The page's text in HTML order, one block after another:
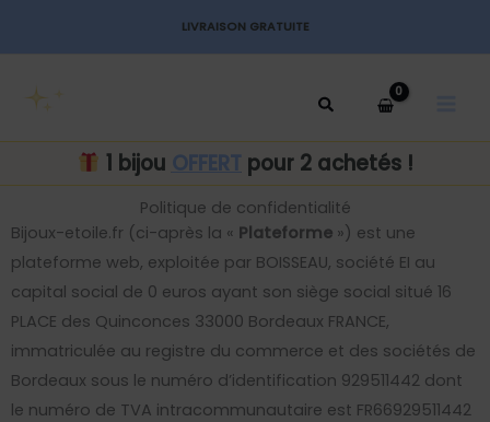
LIVRAISON GRATUITE
1 bijou OFFERT pour 2 achetés !
Politique de confidentialité
Bijoux-etoile.fr (ci-après la « Plateforme ») est une
plateforme web, exploitée par BOISSEAU, société EI au
capital social de 0 euros ayant son siège social situé 16
PLACE des Quinconces 33000 Bordeaux FRANCE,
immatriculée au registre du commerce et des sociétés de
Bordeaux sous le numéro d’identification 929511442 dont
le numéro de TVA intracommunautaire est FR66929511442